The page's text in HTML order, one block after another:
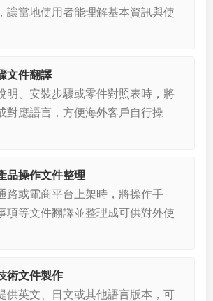
讓當地使用者能理解基本資訊與使
文件翻譯
明、安裝步驟或零件對照表時，將
對應語言，方便海外客戶自行操
品操作文件整理
路或電商平台上架時，將操作手
項等文件翻譯並整理成可供對外使
術文件製作
供英文、日文或其他語言版本，可